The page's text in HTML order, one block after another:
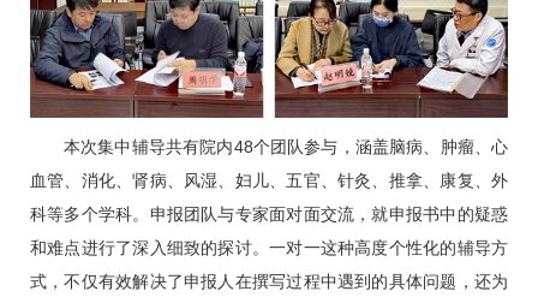
本次集中辅导共有院内48个团队参与，涵盖脑病 、肿瘤、心
血管 、消化、肾病、风湿、妇儿、五官、针灸、推拿、康复、外
科等多个学科。申报团队与专家面对面交流，就申报书中的疑惑
和难点进行了深入细致的探讨。一对一这种高度个性化的辅导方
式，不仅有效解决了申报人在撰写过程中遇到的具体问题，还为